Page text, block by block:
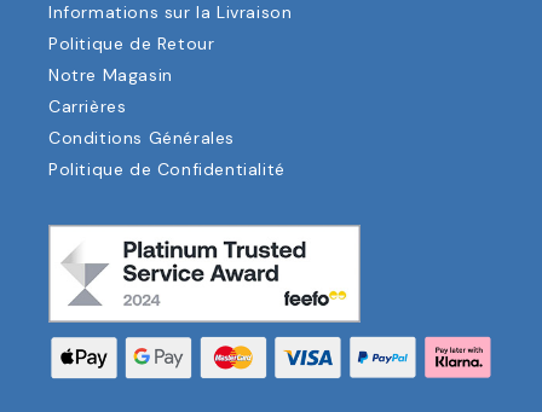
Informations sur la Livraison
Politique de Retour
Notre Magasin
Carrières
Conditions Générales
Politique de Confidentialité